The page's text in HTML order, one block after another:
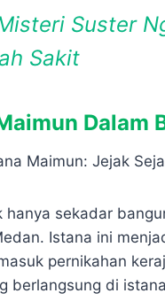
Suster
Sakit
Dalam
hanya sekadar
Istana ini
pernikahan
berlangsung di